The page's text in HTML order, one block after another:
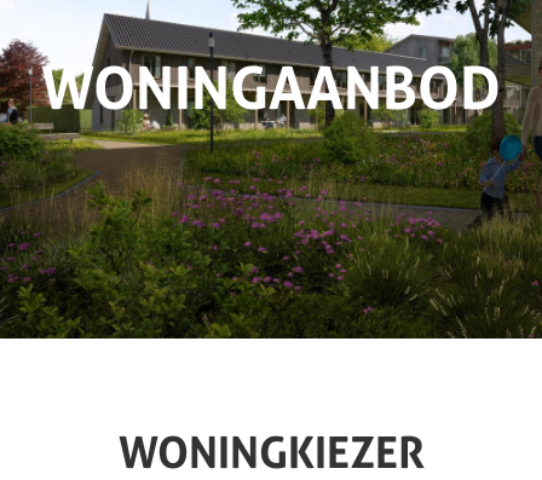
WONINGAANBOD
WONINGKIEZER